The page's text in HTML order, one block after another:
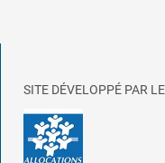
SITE DÉVELOPPÉ PAR